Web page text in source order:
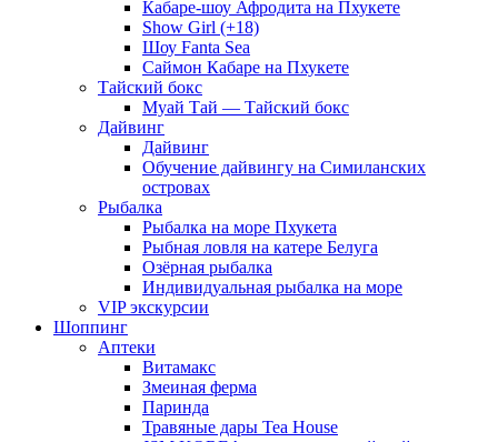
Кабаре-шоу Афродита на Пхукете
Show Girl (+18)
Шоу Fanta Sea
Саймон Кабаре на Пхукете
Тайский бокс
Муай Тай — Тайский бокс
Дайвинг
Дайвинг
Обучение дайвингу на Симиланских
островах
Рыбалка
Рыбалка на море Пхукета
Рыбная ловля на катере Белуга
Озёрная рыбалка
Индивидуальная рыбалка на море
VIP экскурсии
Шоппинг
Аптеки
Витамакс
Змеиная ферма
Паринда
Травяные дары Tea House